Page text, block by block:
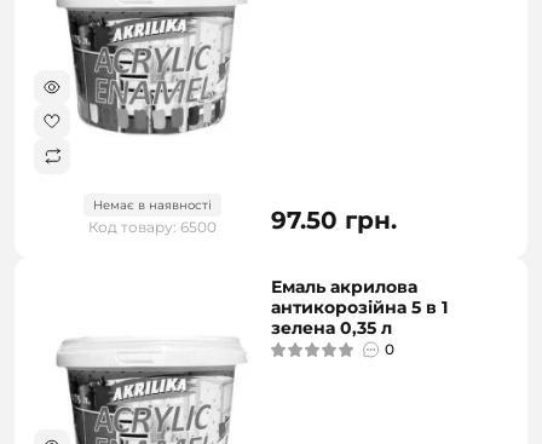
Немає в наявності
Код товару: 6500 97.50 грн.
Емаль акрилова
антикорозійна 5 в 1
зелена 0,35 л
0